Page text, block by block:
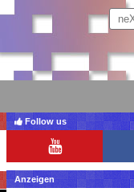
Follow us
Anzeigen